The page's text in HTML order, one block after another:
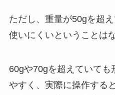
ただし、重量が50gを超
使いにくいということは
60gや70gを超えていて
やすく、実際に操作する